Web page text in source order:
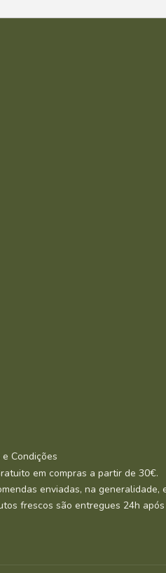
Condições
em compras a partir de 30€.
enviadas, na generalidade,
frescos são entregues 24h